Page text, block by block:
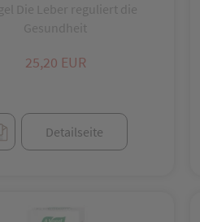
Die Leber reguliert die
Gesundheit
25,20 EUR
Detailseite